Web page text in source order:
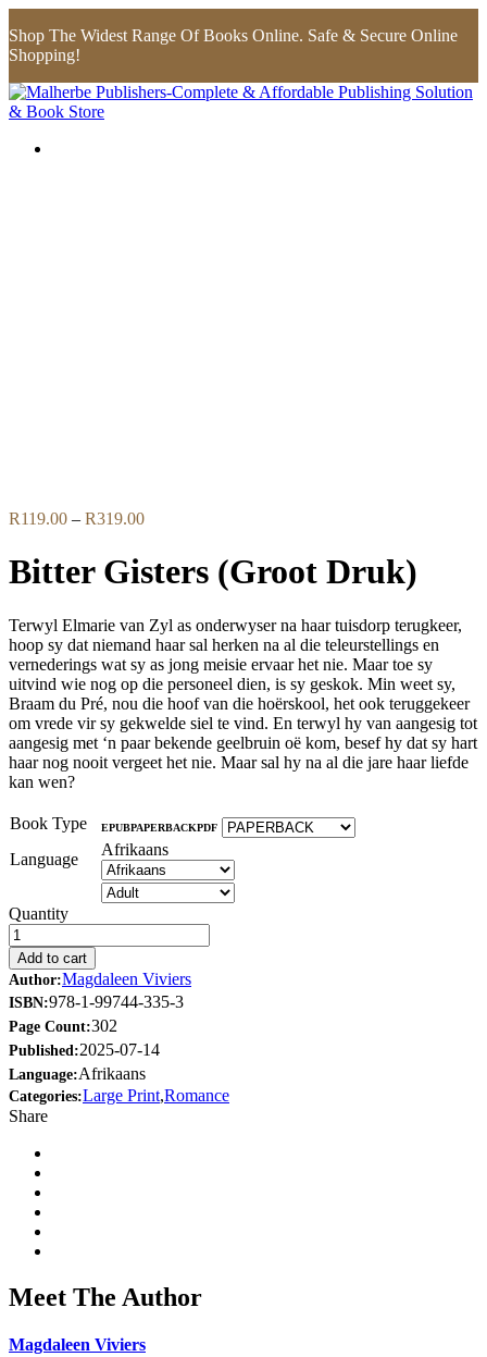
Shop The Widest Range Of Books Online. Safe & Secure Online
Shopping!
R119.00 – R319.00Price
through
Bitter Gisters (Groot Druk)
Terwyl Elmarie van Zyl as onderwyser na haar tuisdorp terugkeer,
hoop sy dat niemand haar sal herken na al die teleurstellings en
vernederings wat sy as jong meisie ervaar het nie. Maar toe sy
uitvind wie nog op die personeel dien, is sy geskok. Min weet sy,
Braam du Pré, nou die hoof van die hoërskool, het ook teruggekeer
om vrede vir sy gekwelde siel te vind. En terwyl hy van aangesig tot
aangesig met ‘n paar bekende geelbruin oë kom, besef hy dat sy hart
haar nog nooit vergeet het nie. Maar sal hy na al die jare haar liefde
kan wen?
Book Type EPUBPAPERBACKPDF
Language
Afrikaans
Quantity
Add to cart
Author:Magdaleen Viviers
ISBN:978-1-99744-335-3
Page Count:302
Published:2025-07-14
Language:Afrikaans
Categories:Large Print,Romance
Share
Meet The Author
Magdaleen Viviers